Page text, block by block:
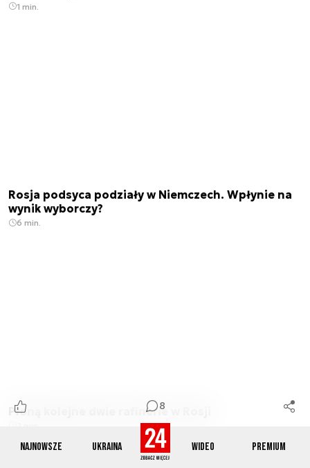
Najnowsze Ukraina Wideo Premium
8
1 min.
Rosja podsyca podziały w Niemczech. Wpłynie na
wynik wyborczy?
6 min.
Płoną kolejne dwie rafinerie w Rosji